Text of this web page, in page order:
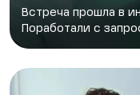
Встреча прошла в
Поработали с